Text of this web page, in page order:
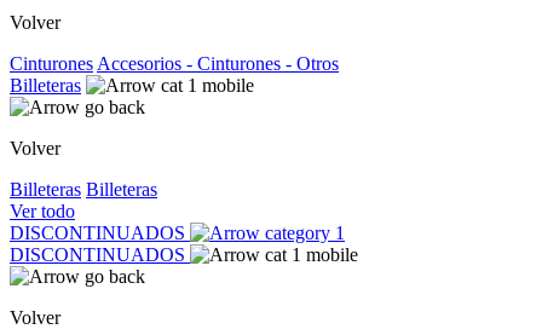
Volver
Cinturones Accesorios - Cinturones - Otros
Billeteras
Volver
Billeteras Billeteras
Ver todo
DISCONTINUADOS
DISCONTINUADOS
Volver